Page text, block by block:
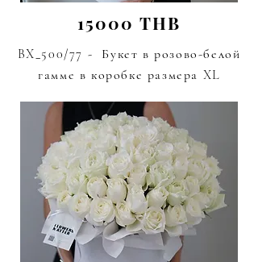
15000 THB
BX_500/77 - Букет в розово-белой
гамме в коробке размера XL